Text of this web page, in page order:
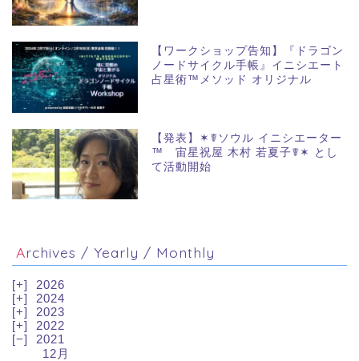
【ワークショップ告知】『ドラゴン
ノードサイクル手帳』イニシエート
占星術™メソッド オリジナル
【発表】✶☤ソウル イニシエーター
™ 宙星祝屋 木村 若夏子☤✶ とし
て活動開始
Archives / Yearly / Monthly
2026
2024
2023
2022
2021
12月